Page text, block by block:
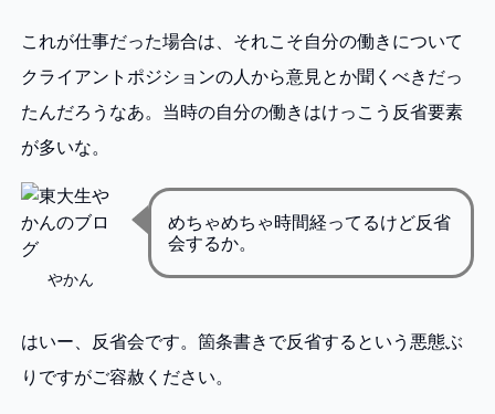
これが仕事だった場合は、それこそ自分の働きについて
クライアントポジションの人から意見とか聞くべきだっ
たんだろうなあ。当時の自分の働きはけっこう反省要素
が多いな。
やかん
めちゃめちゃ時間経ってるけど反省
会するか。
はいー、反省会です。箇条書きで反省するという悪態ぶ
りですがご容赦ください。